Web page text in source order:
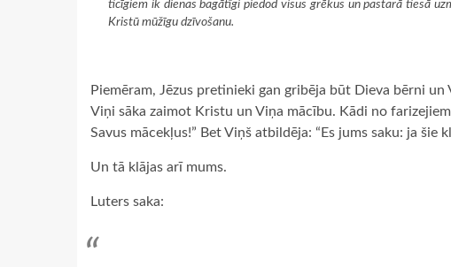
ticīgiem ik dienas bagātīgi piedod visus grēkus un pastarā tiesā
Kristū mūžīgu dzīvošanu.
Piemēram, Jēzus pretinieki gan gribēja būt Dieva bērni
Viņi sāka zaimot Kristu un Viņa mācību. Kādi no
Savus mācekļus!” Bet Viņš atbildēja: “Es jums saku: ja šie
Un tā klājas arī mums.
Luters saka: